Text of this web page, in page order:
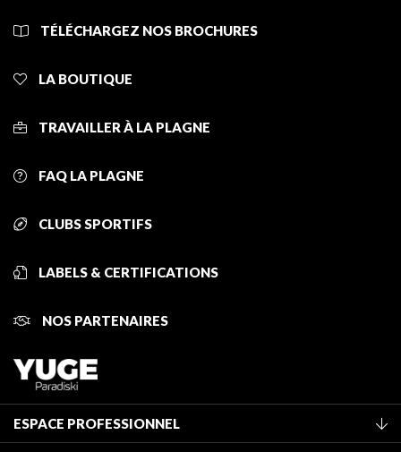
TÉLÉCHARGEZ NOS BROCHURES
LA BOUTIQUE
TRAVAILLER À LA PLAGNE
FAQ LA PLAGNE
CLUBS SPORTIFS
LABELS & CERTIFICATIONS
NOS PARTENAIRES
ESPACE PROFESSIONNEL